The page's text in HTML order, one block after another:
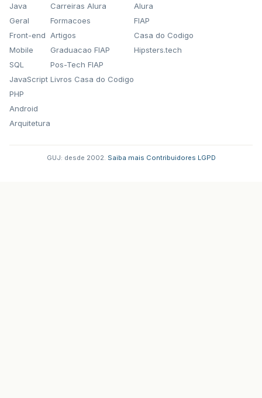
Java
Geral
Front-end
Mobile
SQL
JavaScript
PHP
Android
Arquitetura
Carreiras Alura
Formacoes
Artigos
Graduacao FIAP
Pos-Tech FIAP
Livros Casa do Codigo
Alura
FIAP
Casa do Codigo
Hipsters.tech
GUJ: desde 2002. Saiba mais Contribuidores LGPD